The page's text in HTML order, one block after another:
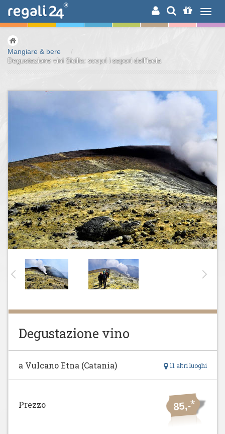
RICERCA
Mangiare & bere
/
Degustazione vini Sicilia: scopri i sapori dell'isola
Degustazione vino
11 altri luoghi
a Vulcano Etna (Catania)
85,-*
Prezzo